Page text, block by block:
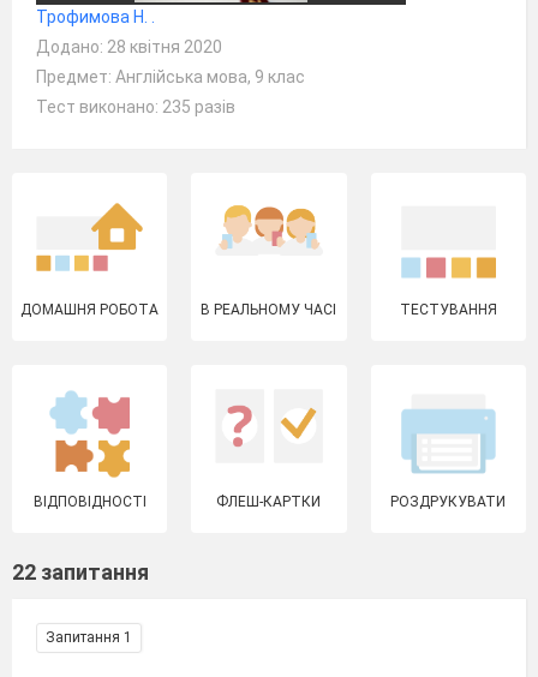
Трофимова Н. .
Додано: 28 квітня 2020
Предмет: Англійська мова, 9 клас
Тест виконано: 235 разів
ДОМАШНЯ РОБОТА В РЕАЛЬНОМУ ЧАСІ ТЕСТУВАННЯ
ВІДПОВІДНОСТІ ФЛЕШ-КАРТКИ РОЗДРУКУВАТИ
22 запитання
Запитання 1